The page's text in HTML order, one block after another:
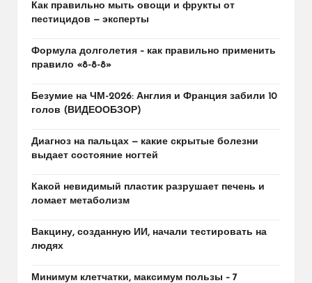
Как правильно мыть овощи и фрукты от
пестицидов — эксперты
Формула долголетия – как правильно применить
правило «8-8-8»
Безумие на ЧМ-2026: Англия и Франция забили 10
голов (ВИДЕООБЗОР)
Диагноз на пальцах — какие скрытые болезни
выдает состояние ногтей
Какой невидимый пластик разрушает печень и
ломает метаболизм
Вакцину, созданную ИИ, начали тестировать на
людях
Минимум клетчатки, максимум пользы – 7